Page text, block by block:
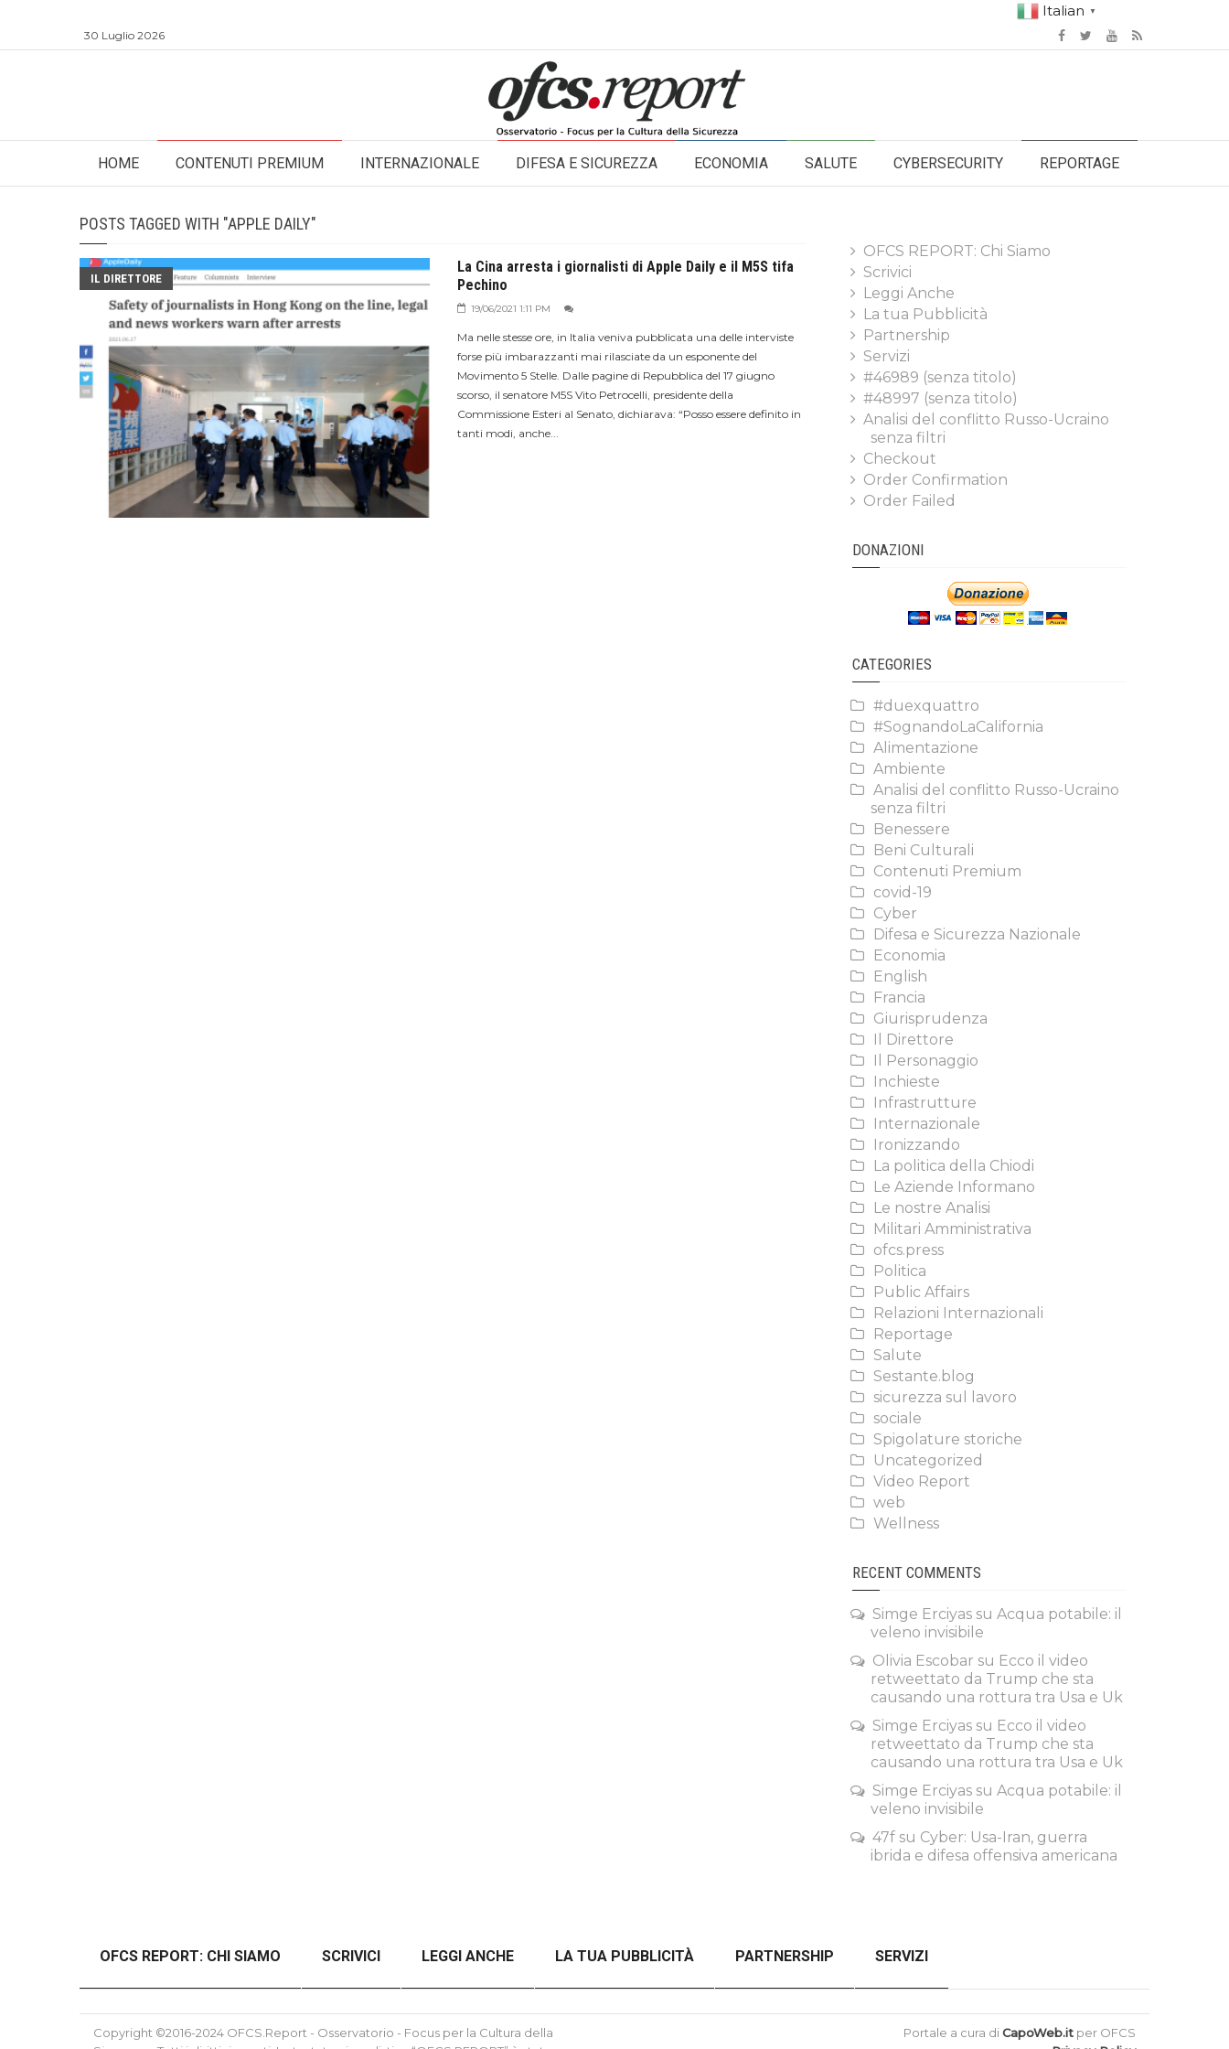
Italian ▼
30 Luglio 2026
HOME CONTENUTI PREMIUM INTERNAZIONALE DIFESA E SICUREZZA ECONOMIA SALUTE CYBERSECURITY REPORTAGE
POSTS TAGGED WITH "APPLE DAILY"
IL DIRETTORE
La Cina arresta i giornalisti di Apple Daily e il M5S tifa
Pechino
19/06/2021 1:11 PM
Ma nelle stesse ore, in Italia veniva pubblicata una delle interviste
forse più imbarazzanti mai rilasciate da un esponente del
Movimento 5 Stelle. Dalle pagine di Repubblica del 17 giugno
scorso, il senatore M5S Vito Petrocelli, presidente della
Commissione Esteri al Senato, dichiarava: “Posso essere definito in
tanti modi, anche...
OFCS REPORT: Chi Siamo
Scrivici
Leggi Anche
La tua Pubblicità
Partnership
Servizi
#46989 (senza titolo)
#48997 (senza titolo)
Analisi del conflitto Russo-Ucraino
senza filtri
Checkout
Order Confirmation
Order Failed
DONAZIONI
CATEGORIES
#duexquattro
#SognandoLaCalifornia
Alimentazione
Ambiente
Analisi del conflitto Russo-Ucraino
senza filtri
Benessere
Beni Culturali
Contenuti Premium
covid-19
Cyber
Difesa e Sicurezza Nazionale
Economia
English
Francia
Giurisprudenza
Il Direttore
Il Personaggio
Inchieste
Infrastrutture
Internazionale
Ironizzando
La politica della Chiodi
Le Aziende Informano
Le nostre Analisi
Militari Amministrativa
ofcs.press
Politica
Public Affairs
Relazioni Internazionali
Reportage
Salute
Sestante.blog
sicurezza sul lavoro
sociale
Spigolature storiche
Uncategorized
Video Report
web
Wellness
RECENT COMMENTS
Simge Erciyas su Acqua potabile: il
veleno invisibile
Olivia Escobar su Ecco il video
retweettato da Trump che sta
causando una rottura tra Usa e Uk
Simge Erciyas su Ecco il video
retweettato da Trump che sta
causando una rottura tra Usa e Uk
Simge Erciyas su Acqua potabile: il
veleno invisibile
47f su Cyber: Usa-Iran, guerra
ibrida e difesa offensiva americana
OFCS REPORT: CHI SIAMO SCRIVICI LEGGI ANCHE LA TUA PUBBLICITÀ PARTNERSHIP SERVIZI
#46989 (SENZA TITOLO) #48997 (SENZA TITOLO) ANALISI DEL CONFLITTO RUSSO-UCRAINO SENZA FILTRI CHECKOUT
Copyright ©2016-2024 OFCS.Report - Osservatorio - Focus per la Cultura della
Portale a cura diCapoWeb.it per OFCS